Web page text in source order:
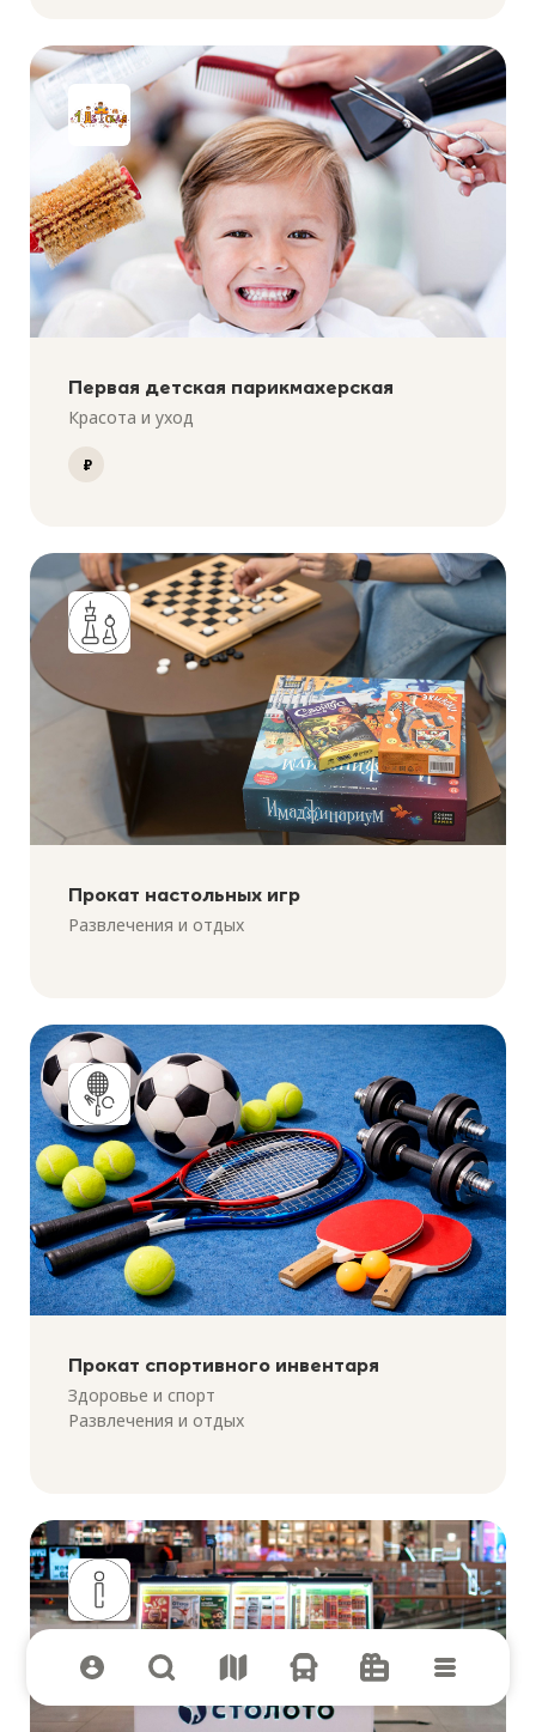
Первая детская парикмахерская
Красота и уход
₽
Прокат настольных игр
Развлечения и отдых
Прокат спортивного инвентаря
Здоровье и спорт
Развлечения и отдых